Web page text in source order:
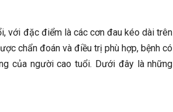
với đặc điểm là các cơn đau kéo dài trên
chẩn đoán và điều trị phù hợp, bệnh có
của người cao tuổi. Dưới đây là những